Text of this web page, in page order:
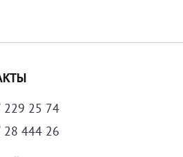
229 25 74
28 444 26